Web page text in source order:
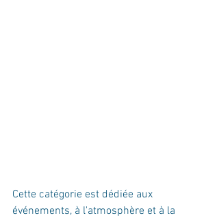
Cette catégorie est dédiée aux
événements, à l'atmosphère et à la